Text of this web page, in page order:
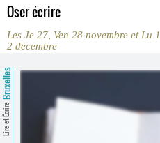
Oser écrire
Les Je 27, Ven 28 novembre et Lu 1
2 décembre
Lire et Écrire
Bruxelles